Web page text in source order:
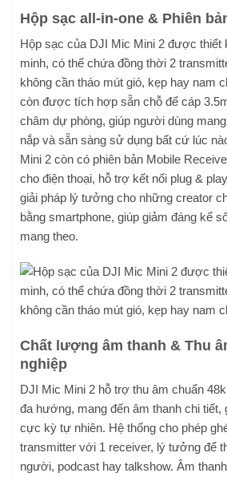
Hộp sạc all-in-one & Phiên
Hộp sạc của DJI Mic Mini 2 được thiết
minh, có thể chứa đồng thời 2
không cần tháo mút gió, kẹp hay nam
còn được tích hợp sẵn chỗ để cáp
châm dự phòng, giúp người dùng
nắp và sẵn sàng sử dụng bất cứ lúc
Mini 2 còn có phiên bản Mobile
cho điện thoại, hỗ trợ kết nối plug &
giải pháp lý tưởng cho những creator
bằng smartphone, giúp giảm đáng kể
mang theo.
Chất lượng âm thanh & Thu
nghiệp
DJI Mic Mini 2 hỗ trợ thu âm chuẩn
đa hướng, mang đến âm thanh chi tiết,
cực kỳ tự nhiên. Hệ thống cho phép
transmitter với 1 receiver, lý tưởng để
người, podcast hay talkshow. Âm